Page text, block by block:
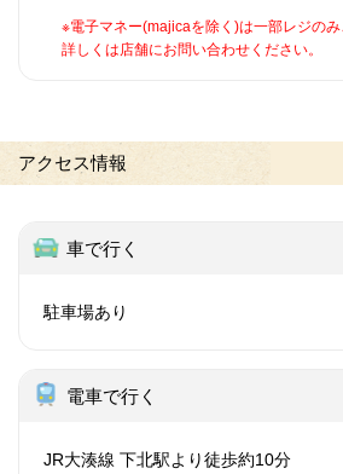
※電子マネー(majicaを除く)は一部レジの
詳しくは店舗にお問い合わせください。
アクセス情報
車で行く
駐車場あり
電車で行く
JR大湊線 下北駅より徒歩約10分